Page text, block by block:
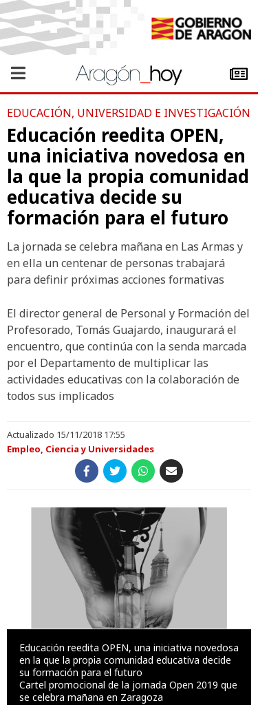
EDUCACIÓN, UNIVERSIDAD E INVESTIGACIÓN
Educación reedita OPEN,
una iniciativa novedosa en
la que la propia comunidad
educativa decide su
formación para el futuro
La jornada se celebra mañana en Las Armas y
en ella un centenar de personas trabajará
para definir próximas acciones formativas
El director general de Personal y Formación del
Profesorado, Tomás Guajardo, inaugurará el
encuentro, que continúa con la senda marcada
por el Departamento de multiplicar las
actividades educativas con la colaboración de
todos sus implicados
Actualizado 15/11/2018 17:55
Empleo, Ciencia y Universidades
Educación reedita OPEN, una iniciativa novedosa
en la que la propia comunidad educativa decide
su formación para el futuro
Cartel promocional de la jornada Open 2019 que
se celebra mañana en Zaragoza